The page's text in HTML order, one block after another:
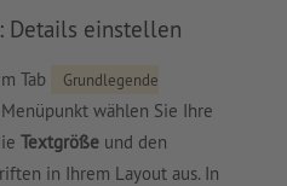
Details einstellen
Tab
Grundlegende
wählen Sie Ihre
Textgröße und den
in Ihrem Layout aus. In